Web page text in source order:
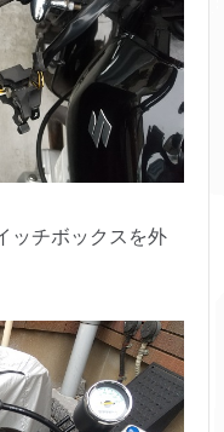
ッチボックスを外